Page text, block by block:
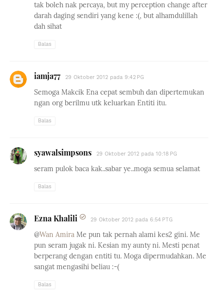
tak boleh nak percaya, but my perception change after
darah daging sendiri yang kene :(, but alhamdulillah
dah sihat
Balas
iamja77 29 Oktober 2012 pada 9:42 PG
Semoga Makcik Ena cepat sembuh dan dipertemukan
ngan org berilmu utk keluarkan Entiti itu.
Balas
syawalsimpsons 29 Oktober 2012 pada 10:18 PG
seram pulok baca kak..sabar ye..moga semua selamat
Balas
Ezna Khalili 29 Oktober 2012 pada 6:54 PTG
@Wan Amira Me pun tak pernah alami kes2 gini. Me
pun seram jugak ni. Kesian my aunty ni. Mesti penat
berperang dengan entiti tu. Moga dipermudahkan. Me
sangat mengasihi beliau :-(
Balas